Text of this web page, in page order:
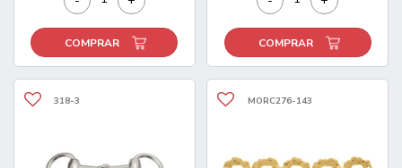
COMPRAR COMPRAR
318-3 MORC276-143